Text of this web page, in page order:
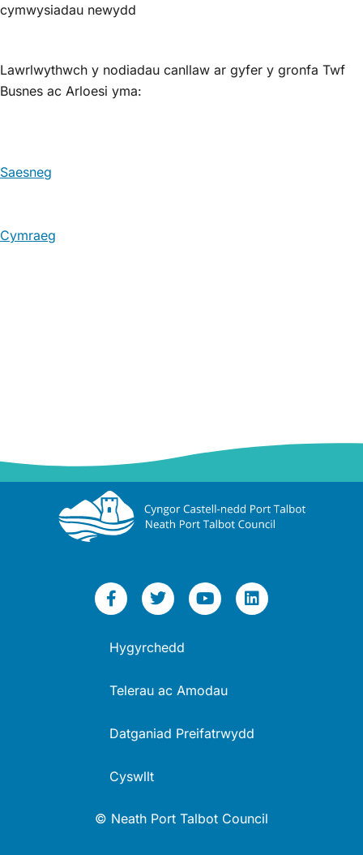
cymwysiadau newydd
Lawrlwythwch y nodiadau canllaw ar gyfer y gronfa Twf
Busnes ac Arloesi yma:
Saesneg
Cymraeg
Hygyrchedd
Telerau ac Amodau
Datganiad Preifatrwydd
Cyswllt
© Neath Port Talbot Council